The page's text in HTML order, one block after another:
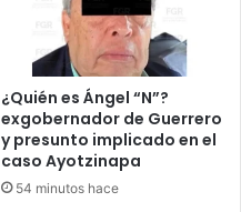
¿Quién es Ángel “N”?
exgobernador de Guerrero
y presunto implicado en el
caso Ayotzinapa
54 minutos hace